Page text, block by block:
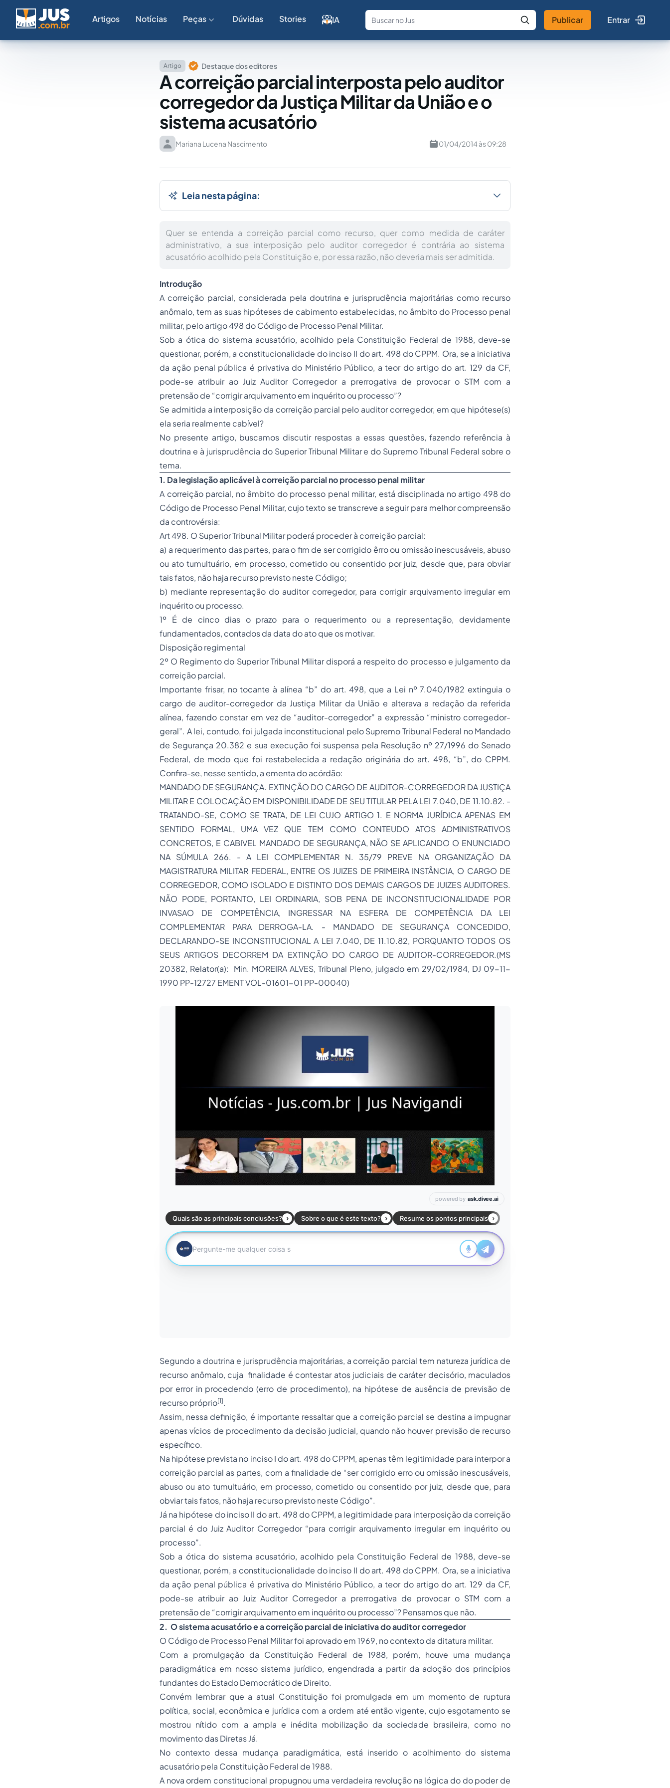
Artigos Notícias Peças Dúvidas Stories IA
Fale com a IA Buscar no Jus
Publicar Entrar
Artigo Destaque dos editores
A correição parcial interposta pelo auditor
corregedor da Justiça Militar da União e o
sistema acusatório
Mariana Lucena Nascimento 01/04/2014 às 09:28
Leia nesta página:
Quer se entenda a correição parcial como recurso, quer como medida de caráter
administrativo, a sua interposição pelo auditor corregedor é contrária ao sistema
acusatório acolhido pela Constituição e, por essa razão, não deveria mais ser admitida.
Introdução
A correição parcial, considerada pela doutrina e jurisprudência majoritárias como recurso
anômalo, tem as suas hipóteses de cabimento estabelecidas, no âmbito do Processo penal
militar, pelo artigo 498 do Código de Processo Penal Militar.
Sob a ótica do sistema acusatório, acolhido pela Constituição Federal de 1988, deve-se
questionar, porém, a constitucionalidade do inciso II do art. 498 do CPPM. Ora, se a iniciativa
da ação penal pública é privativa do Ministério Público, a teor do artigo do art. 129 da CF,
pode-se atribuir ao Juiz Auditor Corregedor a prerrogativa de provocar o STM com a
pretensão de “corrigir arquivamento em inquérito ou processo”?
Se admitida a interposição da correição parcial pelo auditor corregedor, em que hipótese(s)
ela seria realmente cabível?
No presente artigo, buscamos discutir respostas a essas questões, fazendo referência à
doutrina e à jurisprudência do Superior Tribunal Militar e do Supremo Tribunal Federal sobre o
tema.
1. Da legislação aplicável à correição parcial no processo penal militar
A correição parcial, no âmbito do processo penal militar, está disciplinada no artigo 498 do
Código de Processo Penal Militar, cujo texto se transcreve a seguir para melhor compreensão
da controvérsia:
Art 498. O Superior Tribunal Militar poderá proceder à correição parcial:
a) a requerimento das partes, para o fim de ser corrigido êrro ou omissão inescusáveis, abuso
ou ato tumultuário, em processo, cometido ou consentido por juiz, desde que, para obviar
tais fatos, não haja recurso previsto neste Código;
b) mediante representação do auditor corregedor, para corrigir arquivamento irregular em
inquérito ou processo.
1º É de cinco dias o prazo para o requerimento ou a representação, devidamente
fundamentados, contados da data do ato que os motivar.
Disposição regimental
2º O Regimento do Superior Tribunal Militar disporá a respeito do processo e julgamento da
correição parcial.
Importante frisar, no tocante à alínea “b” do art. 498, que a Lei nº 7.040/1982 extinguia o
cargo de auditor-corregedor da Justiça Militar da União e alterava a redação da referida
alínea, fazendo constar em vez de “auditor-corregedor” a expressão “ministro corregedor-
geral”. A lei, contudo, foi julgada inconstitucional pelo Supremo Tribunal Federal no Mandado
de Segurança 20.382 e sua execução foi suspensa pela Resolução nº 27/1996 do Senado
Federal, de modo que foi restabelecida a redação originária do art. 498, “b”, do CPPM.
Confira-se, nesse sentido, a ementa do acórdão:
MANDADO DE SEGURANÇA. EXTINÇÃO DO CARGO DE AUDITOR-CORREGEDOR DA JUSTIÇA
MILITAR E COLOCAÇÃO EM DISPONIBILIDADE DE SEU TITULAR PELA LEI 7.040, DE 11.10.82. -
TRATANDO-SE, COMO SE TRATA, DE LEI CUJO ARTIGO 1. E NORMA JURÍDICA APENAS EM
SENTIDO FORMAL, UMA VEZ QUE TEM COMO CONTEUDO ATOS ADMINISTRATIVOS
CONCRETOS, E CABIVEL MANDADO DE SEGURANÇA, NÃO SE APLICANDO O ENUNCIADO
NA SÚMULA 266. - A LEI COMPLEMENTAR N. 35/79 PREVE NA ORGANIZAÇÃO DA
MAGISTRATURA MILITAR FEDERAL, ENTRE OS JUIZES DE PRIMEIRA INSTÂNCIA, O CARGO DE
CORREGEDOR, COMO ISOLADO E DISTINTO DOS DEMAIS CARGOS DE JUIZES AUDITORES.
NÃO PODE, PORTANTO, LEI ORDINARIA, SOB PENA DE INCONSTITUCIONALIDADE POR
INVASAO DE COMPETÊNCIA, INGRESSAR NA ESFERA DE COMPETÊNCIA DA LEI
COMPLEMENTAR PARA DERROGA-LA. - MANDADO DE SEGURANÇA CONCEDIDO,
DECLARANDO-SE INCONSTITUCIONAL A LEI 7.040, DE 11.10.82, PORQUANTO TODOS OS
SEUS ARTIGOS DECORREM DA EXTINÇÃO DO CARGO DE AUDITOR-CORREGEDOR.(MS
20382, Relator(a): Min. MOREIRA ALVES, Tribunal Pleno, julgado em 29/02/1984, DJ 09-11-
1990 PP-12727 EMENT VOL-01601-01 PP-00040)
Segundo a doutrina e jurisprudência majoritárias, a correição parcial tem natureza jurídica de
recurso anômalo, cuja finalidade é contestar atos judiciais de caráter decisório, maculados
por error in procedendo (erro de procedimento), na hipótese de ausência de previsão de
recurso próprio[1].
Assim, nessa definição, é importante ressaltar que a correição parcial se destina a impugnar
apenas vícios de procedimento da decisão judicial, quando não houver previsão de recurso
específico.
Na hipótese prevista no inciso I do art. 498 do CPPM, apenas têm legitimidade para interpor a
correição parcial as partes, com a finalidade de “ser corrigido erro ou omissão inescusáveis,
abuso ou ato tumultuário, em processo, cometido ou consentido por juiz, desde que, para
obviar tais fatos, não haja recurso previsto neste Código”.
Já na hipótese do inciso II do art. 498 do CPPM, a legitimidade para interposição da correição
parcial é do Juiz Auditor Corregedor “para corrigir arquivamento irregular em inquérito ou
processo”.
Sob a ótica do sistema acusatório, acolhido pela Constituição Federal de 1988, deve-se
questionar, porém, a constitucionalidade do inciso II do art. 498 do CPPM. Ora, se a iniciativa
da ação penal pública é privativa do Ministério Público, a teor do artigo do art. 129 da CF,
pode-se atribuir ao Juiz Auditor Corregedor a prerrogativa de provocar o STM com a
pretensão de “corrigir arquivamento em inquérito ou processo”? Pensamos que não.
2. O sistema acusatório e a correição parcial de iniciativa do auditor corregedor
O Código de Processo Penal Militarfoi aprovado em 1969, no contexto da ditatura militar.
Com a promulgação da Constituição Federal de 1988, porém, houve uma mudança
paradigmática em nosso sistema jurídico, engendrada a partir da adoção dos princípios
fundantes do Estado Democrático de Direito.
Convém lembrar que a atual Constituição foi promulgada em um momento de ruptura
política, social, econômica e jurídica com a ordem até então vigente, cujo esgotamento se
mostrou nítido com a ampla e inédita mobilização da sociedade brasileira, como no
movimento das Diretas Já.
No contexto dessa mudança paradigmática, está inserido o acolhimento do sistema
acusatório pela Constituição Federal de 1988.
A nova ordem constitucional propugnou uma verdadeira revolução na lógica do do poder de